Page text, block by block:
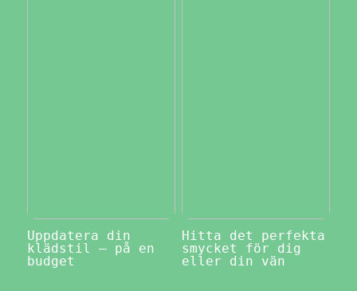
Uppdatera din
klädstil – på en
budget
Hitta det perfekta
smycket för dig
eller din vän